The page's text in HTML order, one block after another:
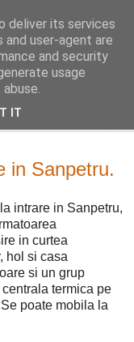
0768 440 185
in Sanpetru.
intrare in Sanpetru,
in curtea
hol si casa
si un grup
termica pe
poate mobila la
deliver its services
and user-agent are
and security
usage
IT